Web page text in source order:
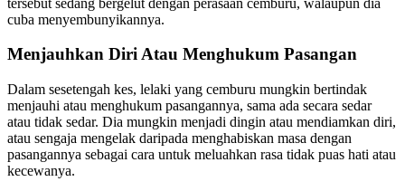
cuba menyembunyikannya.
Menjauhkan Diri Atau Menghukum Pasangan
Dalam sesetengah kes, lelaki yang cemburu mungkin bertindak
menjauhi atau menghukum pasangannya, sama ada secara sedar
atau tidak sedar. Dia mungkin menjadi dingin atau mendiamkan diri,
atau sengaja mengelak daripada menghabiskan masa dengan
pasangannya sebagai cara untuk meluahkan rasa tidak puas hati atau
kecewanya.